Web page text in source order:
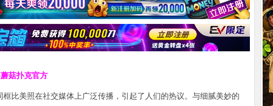
菇扑克官方
比美照在社交媒体上广泛传播，引起了人们的热议。与细腻美妙的